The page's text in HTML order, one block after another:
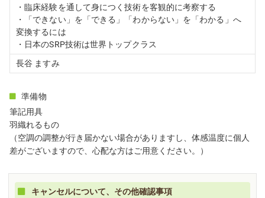
・臨床経験を通して身につく技術を客観的に考察する
・「できない」を「できる」「わからない」を「わかる」へ
変換するには
・日本のSRP技術は世界トップクラス
長谷 ますみ
準備物
筆記用具
羽織れるもの
（空調の調整が行き届かない場合がありますし、体感温度に個人
差がございますので、心配な方はご用意ください。）
キャンセルについて、その他確認事項